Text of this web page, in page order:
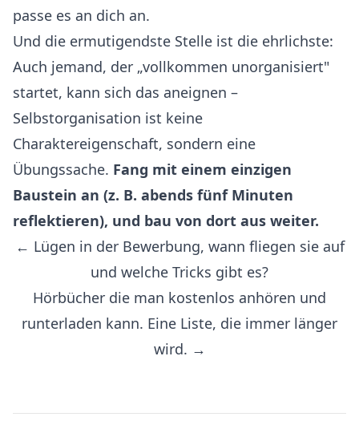
passe es an dich an.
Und die ermutigendste Stelle ist die ehrlichste:
Auch jemand, der „vollkommen unorganisiert"
startet, kann sich das aneignen –
Selbstorganisation ist keine
Charaktereigenschaft, sondern eine
Übungssache. Fang mit einem einzigen
Baustein an (z. B. abends fünf Minuten
reflektieren), und bau von dort aus weiter.
← Lügen in der Bewerbung, wann fliegen sie auf
und welche Tricks gibt es?
Hörbücher die man kostenlos anhören und
runterladen kann. Eine Liste, die immer länger
wird. →